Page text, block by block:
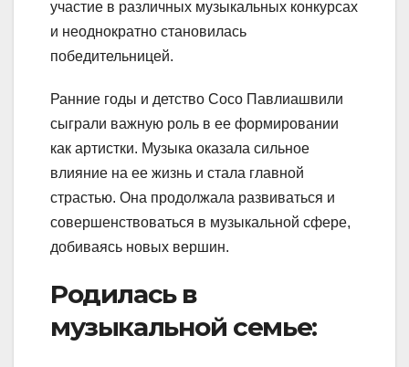
участие в различных музыкальных конкурсах
и неоднократно становилась
победительницей.
Ранние годы и детство Сосо Павлиашвили
сыграли важную роль в ее формировании
как артистки. Музыка оказала сильное
влияние на ее жизнь и стала главной
страстью. Она продолжала развиваться и
совершенствоваться в музыкальной сфере,
добиваясь новых вершин.
Родилась в
музыкальной семье: